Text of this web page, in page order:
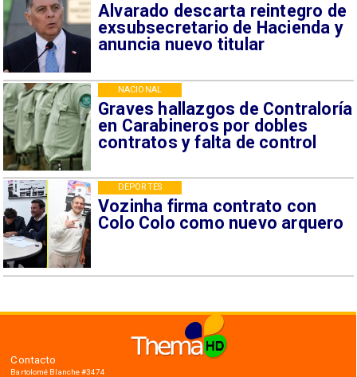
Alvarado descarta reintegro de
exsubsecretario de Hacienda y
anuncia nuevo titular
Graves hallazgos de Contraloría
en Carabineros por dobles
contratos y falta de control
NACIONAL
Vozinha firma contrato con
Colo Colo como nuevo arquero
DEPORTES
Contacto
Bartolomé Blanche #3474